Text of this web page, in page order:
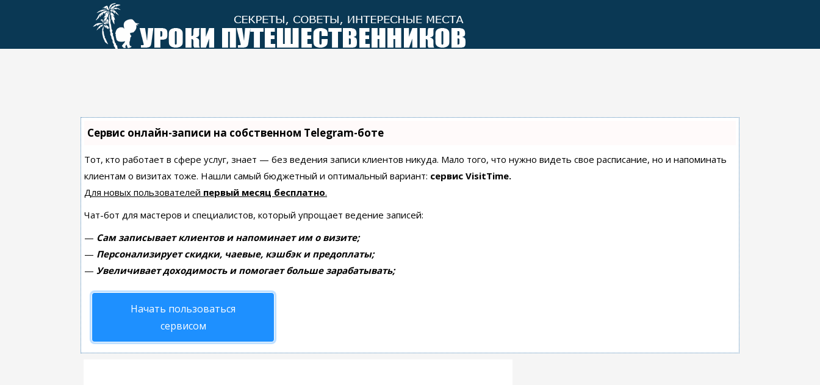
Сервис онлайн-записи на собственном Telegram-боте
Тот, кто работает в сфере услуг, знает — без ведения записи клиентов никуда. Мало того, что нужно видеть свое расписание, но и напоминать
клиентам о визитах тоже. Нашли самый бюджетный и оптимальный вариант: сервис VisitTime.
Для новых пользователей первый месяц бесплатно.
Чат-бот для мастеров и специалистов, который упрощает ведение записей:
— Сам записывает клиентов и напоминает им о визите;
— Персонализирует скидки, чаевые, кэшбэк и предоплаты;
— Увеличивает доходимость и помогает больше зарабатывать;
Начать пользоваться
сервисом